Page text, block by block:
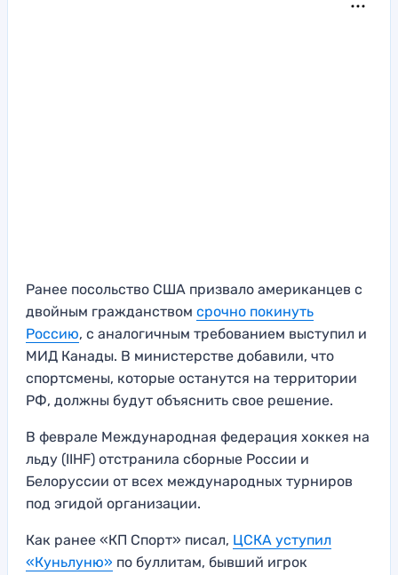
Ранее посольство США призвало американцев с
двойным гражданством срочно покинуть
Россию, с аналогичным требованием выступил и
МИД Канады. В министерстве добавили, что
спортсмены, которые останутся на территории
РФ, должны будут объяснить свое решение.
В феврале Международная федерация хоккея на
льду (IIHF) отстранила сборные России и
Белоруссии от всех международных турниров
под эгидой организации.
Как ранее «КП Спорт» писал, ЦСКА уступил
«Куньлуню» по буллитам, бывший игрок